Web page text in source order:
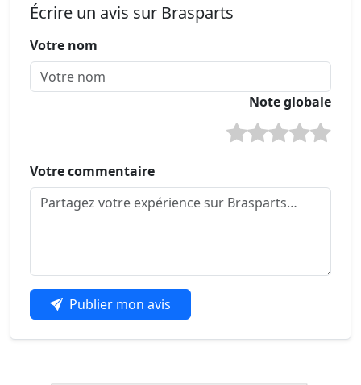
Écrire un avis sur Brasparts
Votre nom
Note globale
Votre commentaire
Publier mon avis